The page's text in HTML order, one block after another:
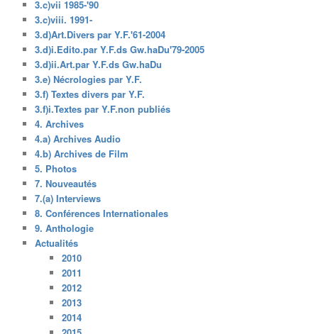
3.c)vii 1985-'90
3.c)viii. 1991-
3.d)Art.Divers par Y.F.'61-2004
3.d)i.Edito.par Y.F.ds Gw.haDu'79-2005
3.d)ii.Art.par Y.F.ds Gw.haDu
3.e) Nécrologies par Y.F.
3.f) Textes divers par Y.F.
3.f)i.Textes par Y.F.non publiés
4. Archives
4.a) Archives Audio
4.b) Archives de Film
5. Photos
7. Nouveautés
7.(a) Interviews
8. Conférences Internationales
9. Anthologie
Actualités
2010
2011
2012
2013
2014